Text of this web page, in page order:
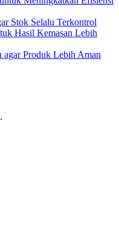
Stok Selalu Terkontrol
Hasil Kemasan Lebih
agar Produk Lebih Aman